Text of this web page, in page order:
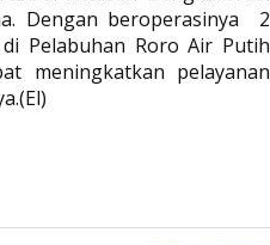
Dengan beroperasinya 2
Pelabuhan Roro Air Putih
meningkatkan pelayanan